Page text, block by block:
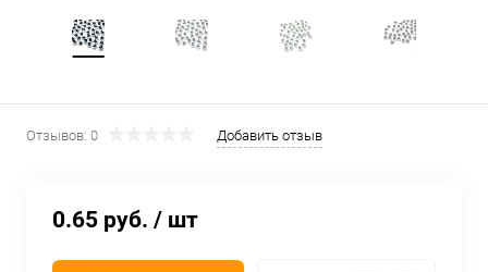
Отзывов: 0 Добавить отзыв
0.65 руб. / шт